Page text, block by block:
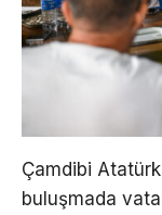
Çamdibi
buluşmada